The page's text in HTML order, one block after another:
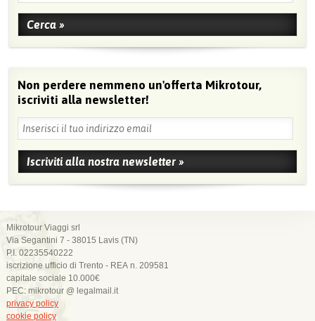
Non perdere nemmeno un'offerta Mikrotour,
iscriviti alla newsletter!
Mikrotour Viaggi srl
Via Segantini 7 - 38015 Lavis (TN)
P.I. 02235540222
iscrizione ufficio di Trento - REA n. 209581
capitale sociale 10.000€
PEC: mikrotour @ legalmail.it
privacy policy
cookie policy